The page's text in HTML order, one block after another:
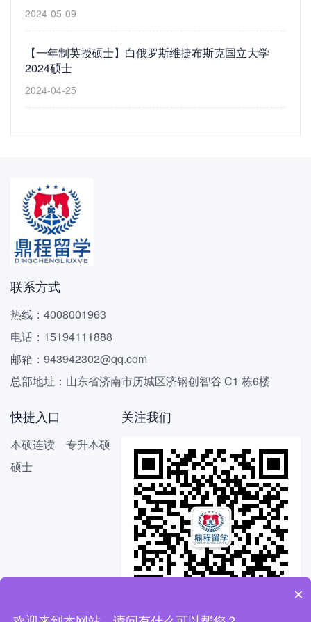
2024-05-09
【一年制英授硕士】白俄罗斯维捷布斯克国立大学
2024硕士
2024-04-25
联系方式
热线：4008001963
电话：15194111888
邮箱：943942302@qq.com
总部地址：山东省济南市历城区济钢创智谷 C1 栋6楼
快捷入口
本硕连读
专升本硕
硕士
关注我们
×